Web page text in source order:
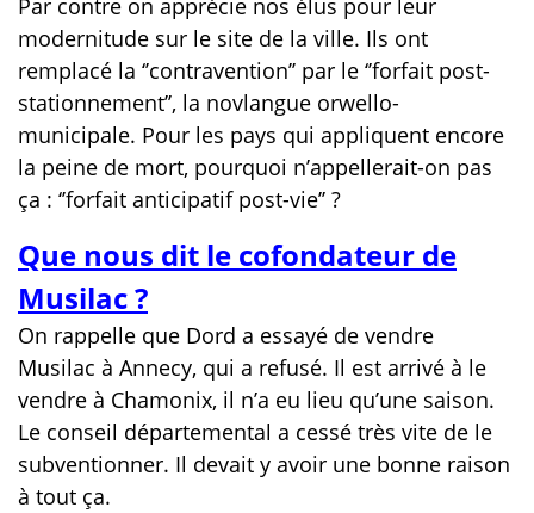
Par contre on apprécie nos élus pour leur
modernitude sur le site de la ville. Ils ont
remplacé la ‘’contravention’’ par le ‘’forfait post-
stationnement’’, la novlangue orwello-
municipale. Pour les pays qui appliquent encore
la peine de mort, pourquoi n’appellerait-on pas
ça : ‘’forfait anticipatif post-vie’’ ?
Que nous dit le cofondateur de
Musilac ?
On rappelle que Dord a essayé de vendre
Musilac à Annecy, qui a refusé. Il est arrivé à le
vendre à Chamonix, il n’a eu lieu qu’une saison.
Le conseil départemental a cessé très vite de le
subventionner. Il devait y avoir une bonne raison
à tout ça.